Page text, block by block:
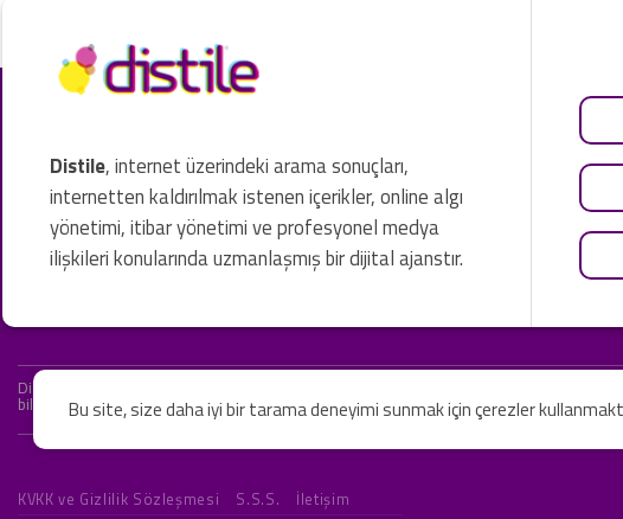
Distile, internet üzerindeki arama sonuçları,
internetten kaldırılmak istenen içerikler, online algı
yönetimi, itibar yönetimi ve profesyonel medya
ilişkileri konularında uzmanlaşmış bir dijital ajanstır.
Distile bir hukuk firması değildir ve hizmetlerimizin hiçbiri resmi hukuki tavsiye olarak
bilgiler yalnızca genel bilgi niteliğindedir. Yasal tavsiye olarak değerlendirilmesi
KVKK ve Gizlilik Sözleşmesi S.S.S. İletişim
Bu site, size daha iyi bir tarama deneyimi sunmak için çerezler